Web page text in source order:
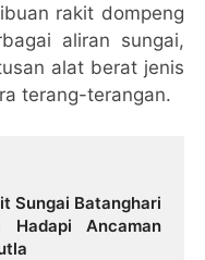
rakit dompeng
aliran sungai,
alat berat jenis
terang-terangan.
Sungai Batanghari
Hadapi Ancaman